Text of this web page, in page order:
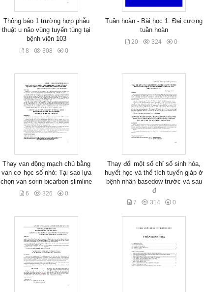
Thông báo 1 trường hợp phẫu
thuật u não vùng tuyến tùng tại
bệnh viện 103
8 308 0
Tuần hoàn - Bài học 1: Đại cương
tuần hoàn
20 324 0
Thay van động mạch chủ bằng
van cơ học số nhỏ: Tại sao lựa
chọn van sorin bicarbon slimline
6 326 0
Thay đổi một số chỉ số sinh hóa,
huyết học và thể tích tuyến giáp ở
bệnh nhân basedow trước và sau
đ
7 314 0